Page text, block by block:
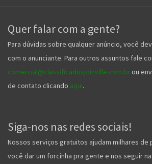
Quer falar com a gente?
Para dúvidas sobre qualquer anúncio, você
com o anunciante. Para outros assuntos fale
comercial@classificadosjoinville.com.br ou
de contato clicando aqui.
Siga-nos nas redes sociais!
Nossos serviços gratuitos ajudam milhares de
você dar um forcinha pra gente e nos seguir